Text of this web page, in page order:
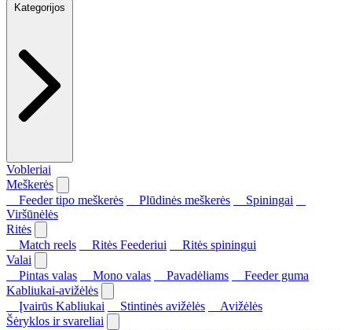
Kategorijos
Vobleriai
Meškerės
Feeder tipo meškerės
Plūdinės meškerės
Spiningai
Viršūnėlės
Ritės
Match reels
Ritės Feederiui
Ritės spiningui
Valai
Pintas valas
Mono valas Pavadėliams
Feeder guma
Kabliukai-avižėlės
Įvairūs Kabliukai
Stintinės avižėlės
Avižėlės
Šėryklos ir svareliai